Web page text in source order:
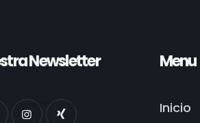
Newsletter Menu
Inicio